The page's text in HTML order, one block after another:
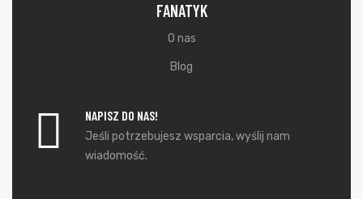
FANATYK
O nas
Blog
NAPISZ DO NAS!
Jeśli potrzebujesz wsparcia, wyślij nam
wiadomość.